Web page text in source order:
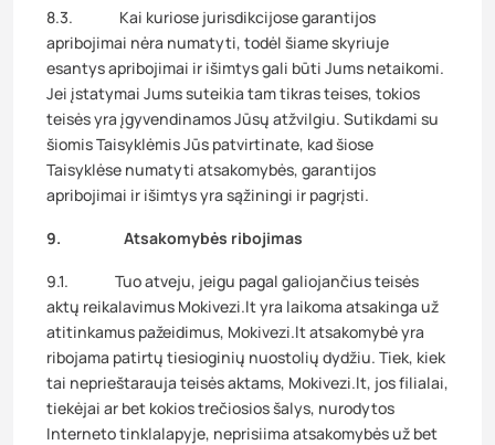
8.3. Kai kuriose jurisdikcijose garantijos
apribojimai nėra numatyti, todėl šiame skyriuje
esantys apribojimai ir išimtys gali būti Jums netaikomi.
Jei įstatymai Jums suteikia tam tikras teises, tokios
teisės yra įgyvendinamos Jūsų atžvilgiu. Sutikdami su
šiomis Taisyklėmis Jūs patvirtinate, kad šiose
Taisyklėse numatyti atsakomybės, garantijos
apribojimai ir išimtys yra sąžiningi ir pagrįsti.
9. Atsakomybės ribojimas
9.1. Tuo atveju, jeigu pagal galiojančius teisės
aktų reikalavimus Mokivezi.lt yra laikoma atsakinga už
atitinkamus pažeidimus, Mokivezi.lt atsakomybė yra
ribojama patirtų tiesioginių nuostolių dydžiu. Tiek, kiek
tai neprieštarauja teisės aktams, Mokivezi.lt, jos filialai,
tiekėjai ar bet kokios trečiosios šalys, nurodytos
Interneto tinklalapyje, neprisiima atsakomybės už bet